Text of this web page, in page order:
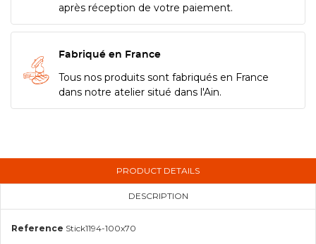
après réception de votre paiement.
Fabriqué en France
Tous nos produits sont fabriqués en France
dans notre atelier situé dans l'Ain.
PRODUCT DETAILS
DESCRIPTION
Reference Stick1194-100x70